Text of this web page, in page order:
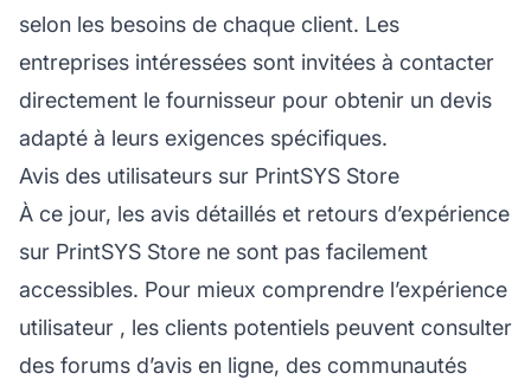
selon les besoins de chaque client. Les
entreprises intéressées sont invitées à contacter
directement le fournisseur pour obtenir un devis
adapté à leurs exigences spécifiques.
Avis des utilisateurs sur PrintSYS Store
À ce jour, les avis détaillés et retours d’expérience
sur PrintSYS Store ne sont pas facilement
accessibles. Pour mieux comprendre l’expérience
utilisateur , les clients potentiels peuvent consulter
des forums d’avis en ligne, des communautés